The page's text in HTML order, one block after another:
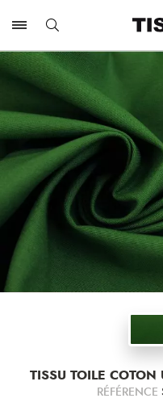
TISSU TOILE COTON
RÉFÉRENCE